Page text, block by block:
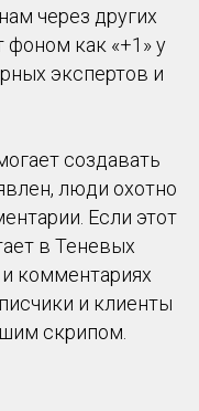
через других
как «+1» у
экспертов и
создавать
люди охотно
Если этот
в Теневых
комментариях
и клиенты
скрипом.